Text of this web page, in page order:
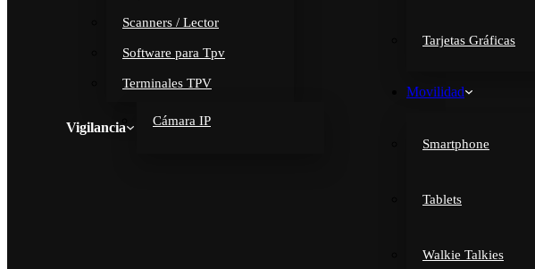
Scanners / Lector
Software para Tpv
Terminales TPV
Vigilancia Cámara IP
Tarjetas Gráficas
Movilidad
Smartphone
Tablets
Walkie Talkies